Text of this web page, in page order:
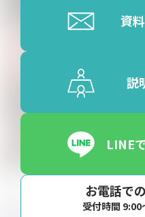
資
説
LINE
お電話で
受付時間 9:00